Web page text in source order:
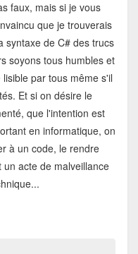
faux, mais si je vous
que je trouverais
syntaxe de C# des trucs
soyons tous humbles et
par tous même s'il
Et si on désire le
que l'intention est
en informatique, on
à un code, le rendre
acte de malveillance